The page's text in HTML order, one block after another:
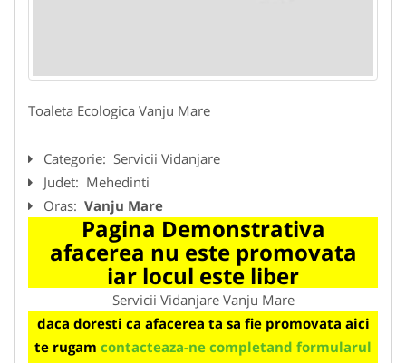
Toaleta Ecologica Vanju Mare
Categorie: Servicii Vidanjare
Judet: Mehedinti
Oras: Vanju Mare
Pagina Demonstrativa
afacerea nu este promovata
iar locul este liber
Servicii Vidanjare Vanju Mare
daca doresti ca afacerea ta sa fie promovata aici
te rugam contacteaza-ne completand formularul